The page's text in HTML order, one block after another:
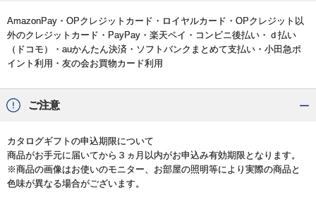
AmazonPay・OPクレジットカード・ロイヤルカード・OPクレジット以
外のクレジットカード・PayPay・楽天ペイ・コンビニ後払い・ｄ払い
（ドコモ）・auかんたん決済・ソフトバンクまとめて支払い・小田急ポ
イント利用・友の会お買物カード利用
ご注意
カタログギフトの申込期限について
商品がお手元に届いてから３ヵ月以内がお申込み有効期限となります。
※商品の画像はお使いのモニター、お部屋の照明等により実際の商品と
色味が異なる場合がございます。